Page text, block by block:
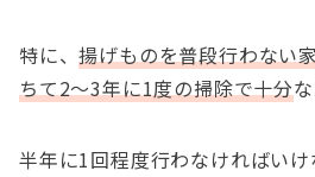
特に、揚げものを普段行わない
ちて2～3年に1度の掃除で十分
半年に1回程度行わなければい